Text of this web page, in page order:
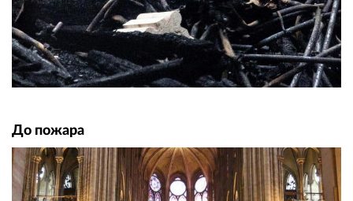
До пожара